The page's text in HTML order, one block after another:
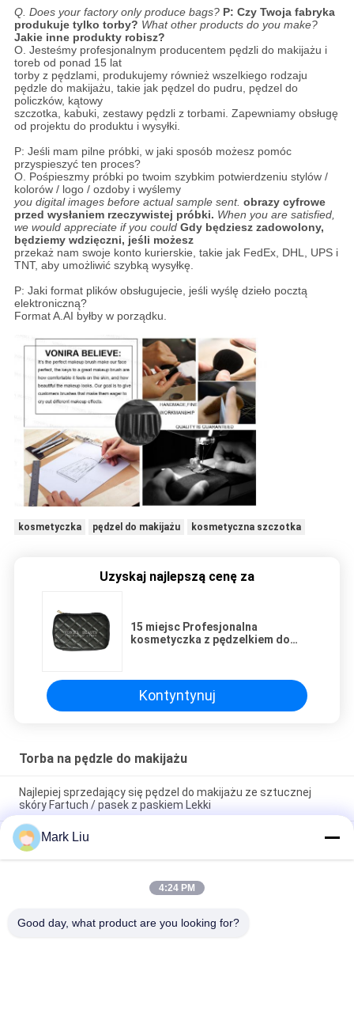
Q. Does your factory only produce bags? P: Czy Twoja fabryka
produkuje tylko torby? What other products do you make?
Jakie inne produkty robisz?
O. Jesteśmy profesjonalnym producentem pędzli do makijażu i
toreb od ponad 15 lat
torby z pędzlami, produkujemy również wszelkiego rodzaju
pędzle do makijażu, takie jak pędzel do pudru, pędzel do
policzków, kątowy
szczotka, kabuki, zestawy pędzli z torbami. Zapewniamy obsługę
od projektu do produktu i wysyłki.
P: Jeśli mam pilne próbki, w jaki sposób możesz pomóc
przyspieszyć ten proces?
O. Pośpieszmy próbki po twoim szybkim potwierdzeniu stylów /
kolorów / logo / ozdoby i wyślemy
you digital images before actual sample sent. obrazy cyfrowe
przed wysłaniem rzeczywistej próbki. When you are satisfied,
we would appreciate if you could Gdy będziesz zadowolony,
będziemy wdzięczni, jeśli możesz
przekaż nam swoje konto kurierskie, takie jak FedEx, DHL, UPS i
TNT, aby umożliwić szybką wysyłkę.
P: Jaki format plików obsługujecie, jeśli wyślę dzieło pocztą
elektroniczną?
Format A.AI byłby w porządku.
kosmetyczka pędzel do makijażu kosmetyczna szczotka
Uzyskaj najlepszą cenę za
15 miejsc Profesjonalna
kosmetyczka z pędzelkiem do
czarna
Kontyntynuj
Torba na pędzle do makijażu
Najlepiej sprzedający się pędzel do makijażu ze sztucznej
skóry Fartuch / pasek z paskiem Lekki
Piórnik PU Etui Wave Stripe Zipper Zamknięcie Travel
Cosmetic Makeup Bag Cute Pen Stationery Holder
Profesjonalna kosmetyczka z pędzelkiem do makijażu
Uchwyt na przybory toaletowe Długopis Ołówek Torba do
Mark Liu
4:24 PM
Good day, what product are you looking for?